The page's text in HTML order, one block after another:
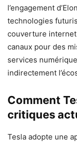
l’engagement
technologies
couverture
canaux pour des
services
indirectement
Comment
critiques
Tesla adopte une